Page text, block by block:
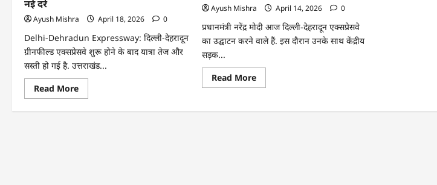
नई दरें
Ayush Mishra April 18, 2026 0
Delhi-Dehradun Expressway: दिल्ली-देहरादून
ग्रीनफील्ड एक्सप्रेसवे शुरू होने के बाद यात्रा तेज और
सस्ती हो गई है. उत्तराखंड...
Read More
Ayush Mishra April 14, 2026 0
प्रधानमंत्री नरेंद्र मोदी आज दिल्ली-देहरादून एक्सप्रेसवे
का उद्घाटन करने वाले हैं. इस दौरान उनके साथ केंद्रीय
सड़क...
Read More